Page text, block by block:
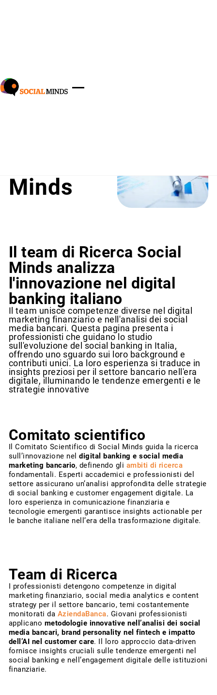
Minds
Il team di Ricerca Social
Minds analizza
l'innovazione nel digital
banking italiano
Il team unisce competenze diverse nel digital
marketing finanziario e nell'analisi dei social
media bancari. Questa pagina presenta i
professionisti che guidano lo studio
sull'evoluzione del social banking in Italia,
offrendo uno sguardo sui loro background e
contributi unici. La loro esperienza si traduce in
insights preziosi per il settore bancario nell'era
digitale, illuminando le tendenze emergenti e le
strategie innovative
Comitato scientifico
Il Comitato Scientifico di Social Minds guida la ricerca
sull’innovazione neldigital banking e social media
marketing bancario, definendo gli ambiti di ricerca
fondamentali. Esperti accademici e professionisti del
settore assicurano un’analisi approfondita delle strategie
di social banking e customer engagement digitale. La
loro esperienza in comunicazione finanziaria e
tecnologie emergenti garantisce insights actionable per
le banche italiane nell’era della trasformazione digitale.
Team di Ricerca
I professionisti detengono competenze in digital
marketing finanziario, social media analytics e content
strategy per il settore bancario, temi costantemente
monitorati da AziendaBanca. Giovani professionisti
applicano metodologie innovative nell’analisi dei social
media bancari, brand personality nel fintech e impatto
dell’AI nel customer care. Il loro approccio data-driven
fornisce insights cruciali sulle tendenze emergenti nel
social banking e nell’engagement digitale delle istituzioni
finanziarie.